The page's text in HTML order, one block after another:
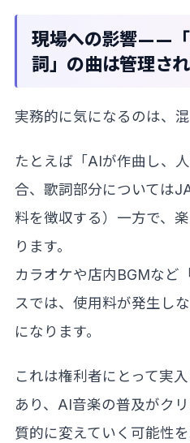
現場への影響——
詞」の曲は管理さ
実務的に気になるのは、
たとえば「AIが作曲し、
合、歌詞部分については
料を徴収する）一方で、
ります。
カラオケや店内BGMなど
スでは、使用料が発生し
になります。
これは権利者にとって実
あり、AI音楽の普及がク
質的に変えていく可能性を